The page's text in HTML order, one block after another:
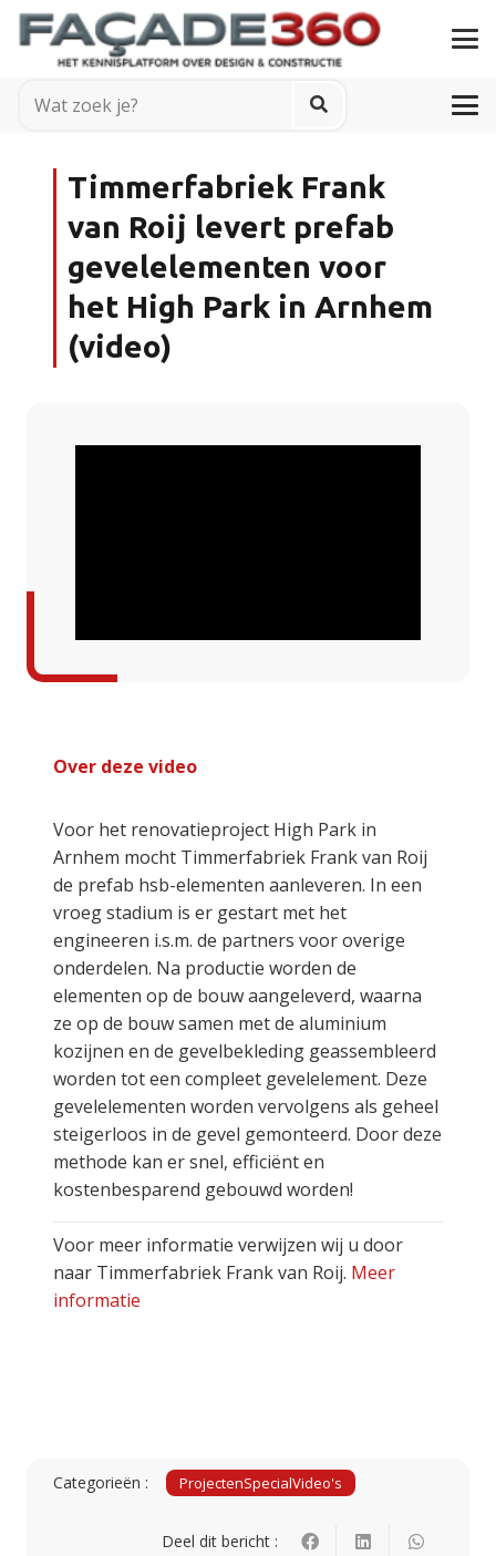
Timmerfabriek Frank
van Roij levert prefab
gevelelementen voor
het High Park in Arnhem
(video)
Over deze video
Voor het renovatieproject High Park in
Arnhem mocht Timmerfabriek Frank van Roij
de prefab hsb-elementen aanleveren. In een
vroeg stadium is er gestart met het
engineeren i.s.m. de partners voor overige
onderdelen. Na productie worden de
elementen op de bouw aangeleverd, waarna
ze op de bouw samen met de aluminium
kozijnen en de gevelbekleding geassembleerd
worden tot een compleet gevelelement. Deze
gevelelementen worden vervolgens als geheel
steigerloos in de gevel gemonteerd. Door deze
methode kan er snel, efficiënt en
kostenbesparend gebouwd worden!
Voor meer informatie verwijzen wij u door
naar Timmerfabriek Frank van Roij. Meer
informatie
Categorieën : ProjectenSpecialVideo's
Deel dit bericht :